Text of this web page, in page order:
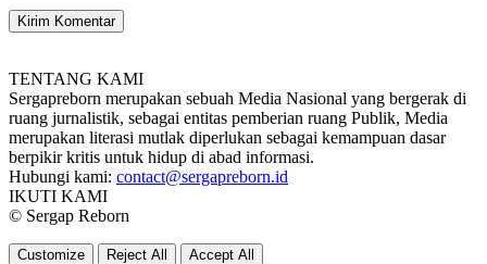
TENTANG KAMI
Sergapreborn merupakan sebuah Media Nasional yang bergerak di
ruang jurnalistik, sebagai entitas pemberian ruang Publik, Media
merupakan literasi mutlak diperlukan sebagai kemampuan dasar
berpikir kritis untuk hidup di abad informasi.
Hubungi kami: contact@sergapreborn.id
IKUTI KAMI
© Sergap Reborn
Customize Reject All Accept All